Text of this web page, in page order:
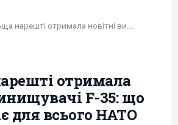
отримала
F-35: що
для всього НАТО